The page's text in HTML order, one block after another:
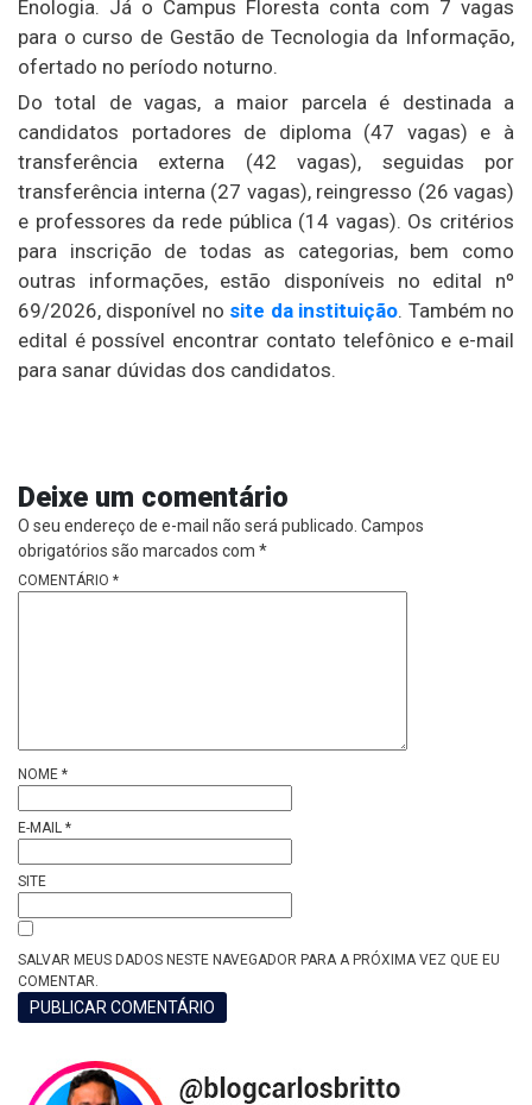
Enologia. Já o Campus Floresta conta com 7 vagas
para o curso de Gestão de Tecnologia da Informação,
ofertado no período noturno.
Do total de vagas, a maior parcela é destinada a
candidatos portadores de diploma (47 vagas) e à
transferência externa (42 vagas), seguidas por
transferência interna (27 vagas), reingresso (26 vagas)
e professores da rede pública (14 vagas). Os critérios
para inscrição de todas as categorias, bem como
outras informações, estão disponíveis no edital nº
69/2026, disponível no site da instituição. Também no
edital é possível encontrar contato telefônico e e-mail
para sanar dúvidas dos candidatos.
Deixe um comentário
O seu endereço de e-mail não será publicado. Campos
obrigatórios são marcados com *
COMENTÁRIO *
NOME *
E-MAIL *
SITE
SALVAR MEUS DADOS NESTE NAVEGADOR PARA A PRÓXIMA VEZ QUE EU
COMENTAR.